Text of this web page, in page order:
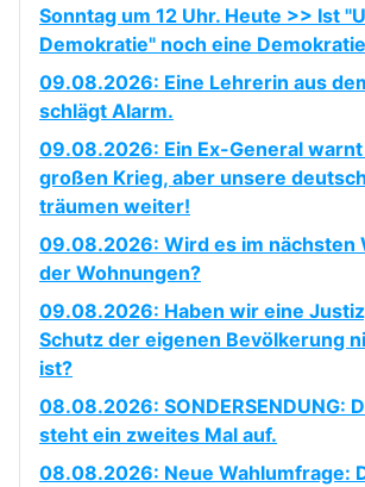
Sonntag um 12 Uhr. Heute >> Ist
Demokratie" noch eine
09.08.2026: Eine Lehrerin aus
schlägt Alarm.
09.08.2026: Ein Ex-General
großen Krieg, aber unsere
träumen weiter!
09.08.2026: Wird es im nächsten
der Wohnungen?
09.08.2026: Haben wir eine
Schutz der eigenen Bevölkerung
ist?
08.08.2026: SONDERSENDUNG:
steht ein zweites Mal auf.
08.08.2026: Neue Wahlumfrage: